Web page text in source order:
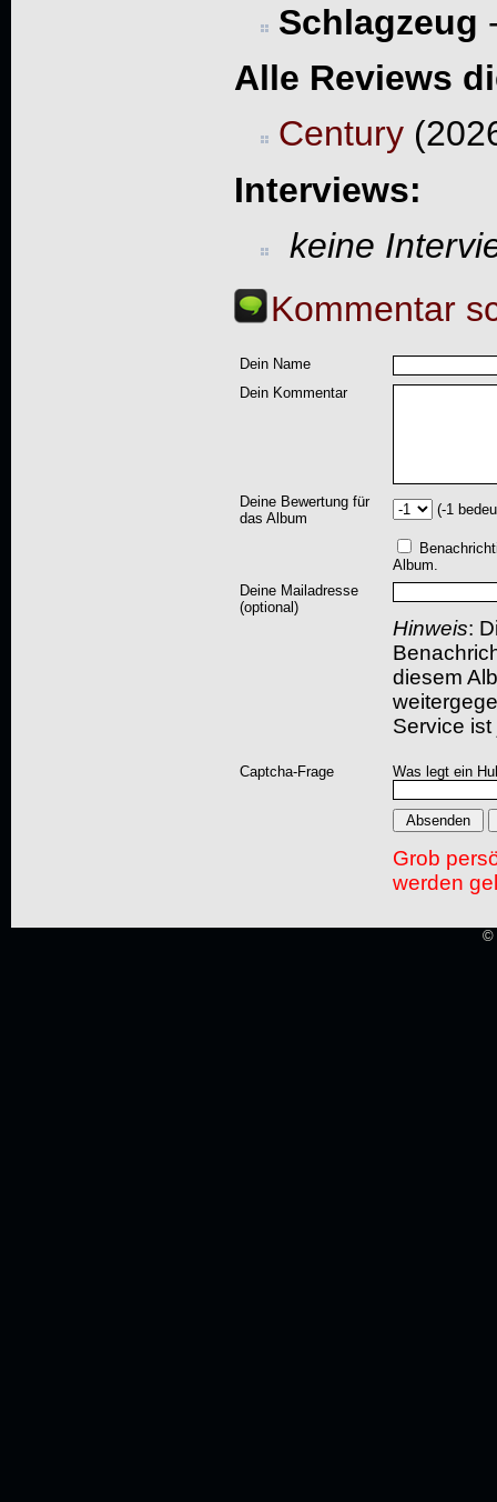
Schlagzeug
Alle Reviews
Century
Interviews:
keine
Kommentar
Dein Name
Dein Kommentar
Deine Bewertung für
das Album
(-1
Album.
Deine Mailadresse
(optional)
Hinweis:
diesem
Service
Captcha-Frage Was legt ein
Grob
werden
©